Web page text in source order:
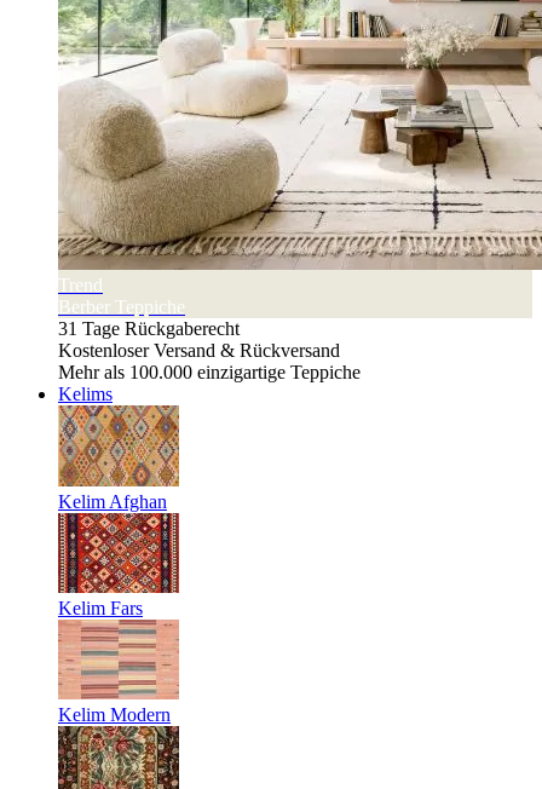
Trend
Berber Teppiche
31 Tage Rückgaberecht
Kostenloser Versand & Rückversand
Mehr als 100.000 einzigartige Teppiche
Kelims
Kelim Afghan
Kelim Fars
Kelim Modern